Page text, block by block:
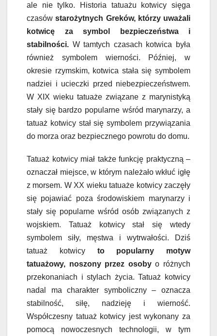
ale nie tylko. Historia tatuażu kotwicy sięga
czasów starożytnych Greków, którzy uważali
kotwicę za symbol bezpieczeństwa i
stabilności. W tamtych czasach kotwica była
również symbolem wierności. Później, w
okresie rzymskim, kotwica stała się symbolem
nadziei i ucieczki przed niebezpieczeństwem.
W XIX wieku tatuaże związane z marynistyką
stały się bardzo popularne wśród marynarzy, a
tatuaż kotwicy stał się symbolem przywiązania
do morza oraz bezpiecznego powrotu do domu.
Tatuaż kotwicy miał także funkcję praktyczną –
oznaczał miejsce, w którym należało wkłuć igłę
z morsem. W XX wieku tatuaże kotwicy zaczęły
się pojawiać poza środowiskiem marynarzy i
stały się popularne wśród osób związanych z
wojskiem. Tatuaż kotwicy stał się wtedy
symbolem siły, męstwa i wytrwałości. Dziś
tatuaż kotwicyto popularny motyw
tatuażowy, noszony przez osobyo różnych
przekonaniach i stylach życia. Tatuaż kotwicy
nadal ma charakter symboliczny – oznacza
stabilność, siłę, nadzieję i wierność.
Współczesny tatuaż kotwicy jest wykonany za
pomocą nowoczesnych technologii, w tym